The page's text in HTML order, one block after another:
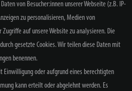
ABONNIEREN
inkl. MwSt. zzgl. Versand
von Besucher:innen unserer Webseite (z.B. IP-
zu personalisieren, Medien von
auf unsere Website zu analysieren. Die
gesetzte Cookies. Wir teilen diese Daten mit
benennen.
Einwilligung oder aufgrund eines berechtigten
kann erteilt oder abgelehnt werden. Es